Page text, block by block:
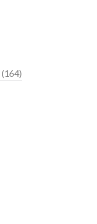
(164)